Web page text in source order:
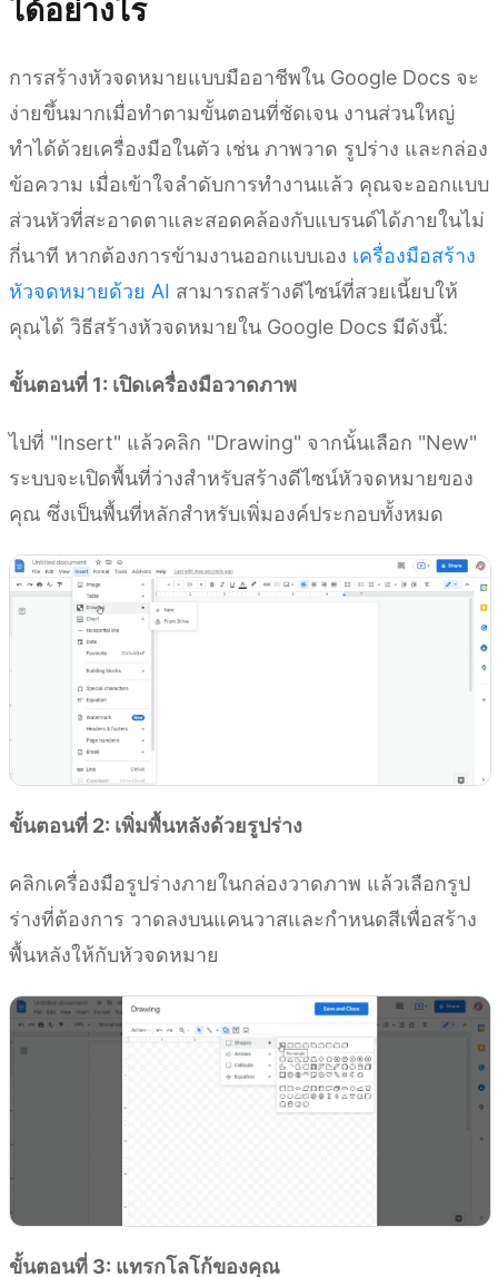
ได้อย่างไร
การสร้างหัวจดหมายแบบมืออาชีพใน Google Docs จะ
ง่ายขึ้นมากเมื่อทำตามขั้นตอนที่ชัดเจน งานส่วนใหญ่
ทำได้ด้วยเครื่องมือในตัว เช่น ภาพวาด รูปร่าง และกล่อง
ข้อความ เมื่อเข้าใจลำดับการทำงานแล้ว คุณจะออกแบบ
ส่วนหัวที่สะอาดตาและสอดคล้องกับแบรนด์ได้ภายในไม่
กี่นาที หากต้องการข้ามงานออกแบบเอง เครื่องมือสร้าง
หัวจดหมายด้วย AI สามารถสร้างดีไซน์ที่สวยเนี้ยบให้
คุณได้ วิธีสร้างหัวจดหมายใน Google Docs มีดังนี้:
ขั้นตอนที่ 1: เปิดเครื่องมือวาดภาพ
ไปที่ "Insert" แล้วคลิก "Drawing" จากนั้นเลือก "New"
ระบบจะเปิดพื้นที่ว่างสำหรับสร้างดีไซน์หัวจดหมายของ
คุณ ซึ่งเป็นพื้นที่หลักสำหรับเพิ่มองค์ประกอบทั้งหมด
ขั้นตอนที่ 2: เพิ่มพื้นหลังด้วยรูปร่าง
คลิกเครื่องมือรูปร่างภายในกล่องวาดภาพ แล้วเลือกรูป
ร่างที่ต้องการ วาดลงบนแคนวาสและกำหนดสีเพื่อสร้าง
พื้นหลังให้กับหัวจดหมาย
ขั้นตอนที่ 3: แทรกโลโก้ของคุณ